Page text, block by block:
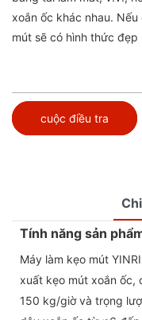
xoắn ốc khác nhau.
mút sẽ có hình thức đẹp
cuộc điều tra
Tính năng sản
Máy làm kẹo mút
xuất kẹo mút xoắn ốc,
150 kg/giờ và trọng